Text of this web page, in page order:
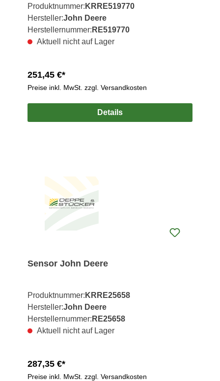
Produktnummer: KRRE519770
Hersteller:John Deere
Herstellernummer: RE519770
Aktuell nicht auf Lager
251,45 €*
Preise inkl. MwSt. zzgl. Versandkosten
Details
Sensor John Deere
Produktnummer: KRRE25658
Hersteller:John Deere
Herstellernummer: RE25658
Aktuell nicht auf Lager
287,35 €*
Preise inkl. MwSt. zzgl. Versandkosten